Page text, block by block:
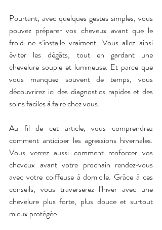
Pourtant, avec quelques gestes simples, vous
pouvez préparer vos cheveux avant que le
froid ne s’installe vraiment. Vous allez ainsi
éviter les dégâts, tout en gardant une
chevelure souple et lumineuse. Et parce que
vous manquez souvent de temps, vous
découvrirez ici des diagnostics rapides et des
soins faciles à faire chez vous.
Au fil de cet article, vous comprendrez
comment anticiper les agressions hivernales.
Vous verrez aussi comment renforcer vos
cheveux avant votre prochain rendez‑vous
avec votre coiffeuse à domicile. Grâce à ces
conseils, vous traverserez l’hiver avec une
chevelure plus forte, plus douce et surtout
mieux protégée.